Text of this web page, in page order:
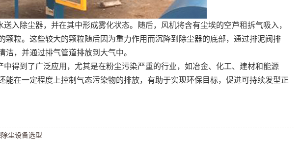
入除尘器，并在其中形成雾化状态。随后，风机将含有尘埃的空芦租拆气吸入，
颗粒。这些较大的颗粒随后因为重力作用而沉降到除尘器的底部，通过排泥阀排
，并通过排气管道排放到大气中。
得到了广泛应用，尤其是在粉尘污染严重的行业，如冶金、化工、建材和能源
能在一定程度上控制气态污染物的排放，有助于实现环保目标，促进可持续发型正
尘设备选型